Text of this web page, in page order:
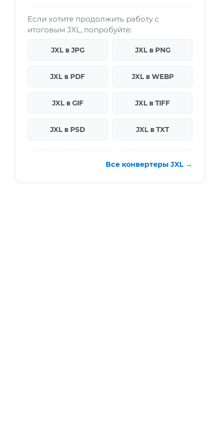
Если хотите продолжить работу с
итоговым JXL, попробуйте:
JXL в JPG JXL в PNG
JXL в PDF JXL в WEBP
JXL в GIF JXL в TIFF
JXL в PSD JXL в TXT
Все конвертеры JXL →